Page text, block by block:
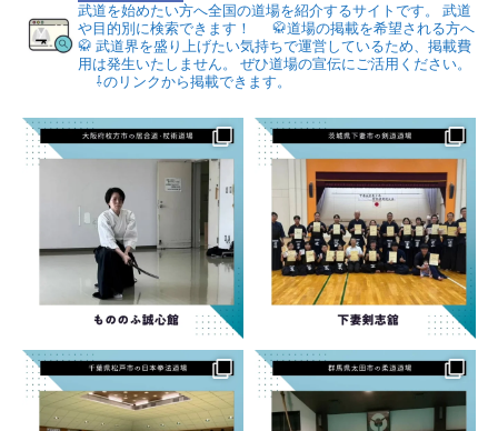
武道を始めたい方へ全国の道場を紹介するサイトです。
武道
や目的別に検索できます！
🥋道場の掲載を希望される方へ
🥋 武道界を盛り上げたい気持ちで運営しているため、掲載費
用は発生いたしません。
ぜひ道場の宣伝にご活用ください。
⇩のリンクから掲載できます。